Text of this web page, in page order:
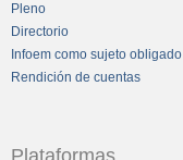
Pleno
Directorio
Infoem como sujeto obligado
Rendición de cuentas
Plataformas